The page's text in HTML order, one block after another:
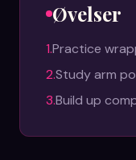
Øvelser
1.Practice
2.Study arm
3.Build up